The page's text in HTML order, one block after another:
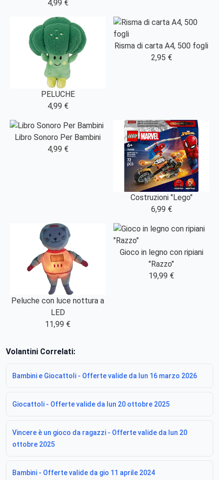
4,99 €
PELUCHE
4,99 €
Risma di carta A4, 500 fogli
2,95 €
Libro Sonoro Per Bambini
4,99 €
Costruzioni "Lego"
6,99 €
Peluche con luce nottura a
LED
11,99 €
Gioco in legno con ripiani
"Razzo"
19,99 €
Volantini Correlati:
Bambini e Giocattoli - Offerte valide da lun 16 marzo 2026
Giocattoli - Offerte valide da lun 20 ottobre 2025
Vincere è un gioco da ragazzi - Offerte valide da lun 20
ottobre 2025
Bambini - Offerte valide da gio 11 aprile 2024